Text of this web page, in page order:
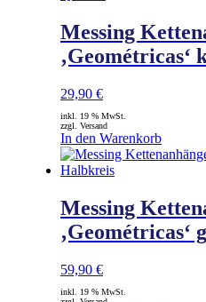
Messing
‚Geométricas‘
29,90 €
inkl. 19 % MwSt.
zzgl. Versand
In den Warenkorb
Messing
59,90 €
inkl. 19 % MwSt.